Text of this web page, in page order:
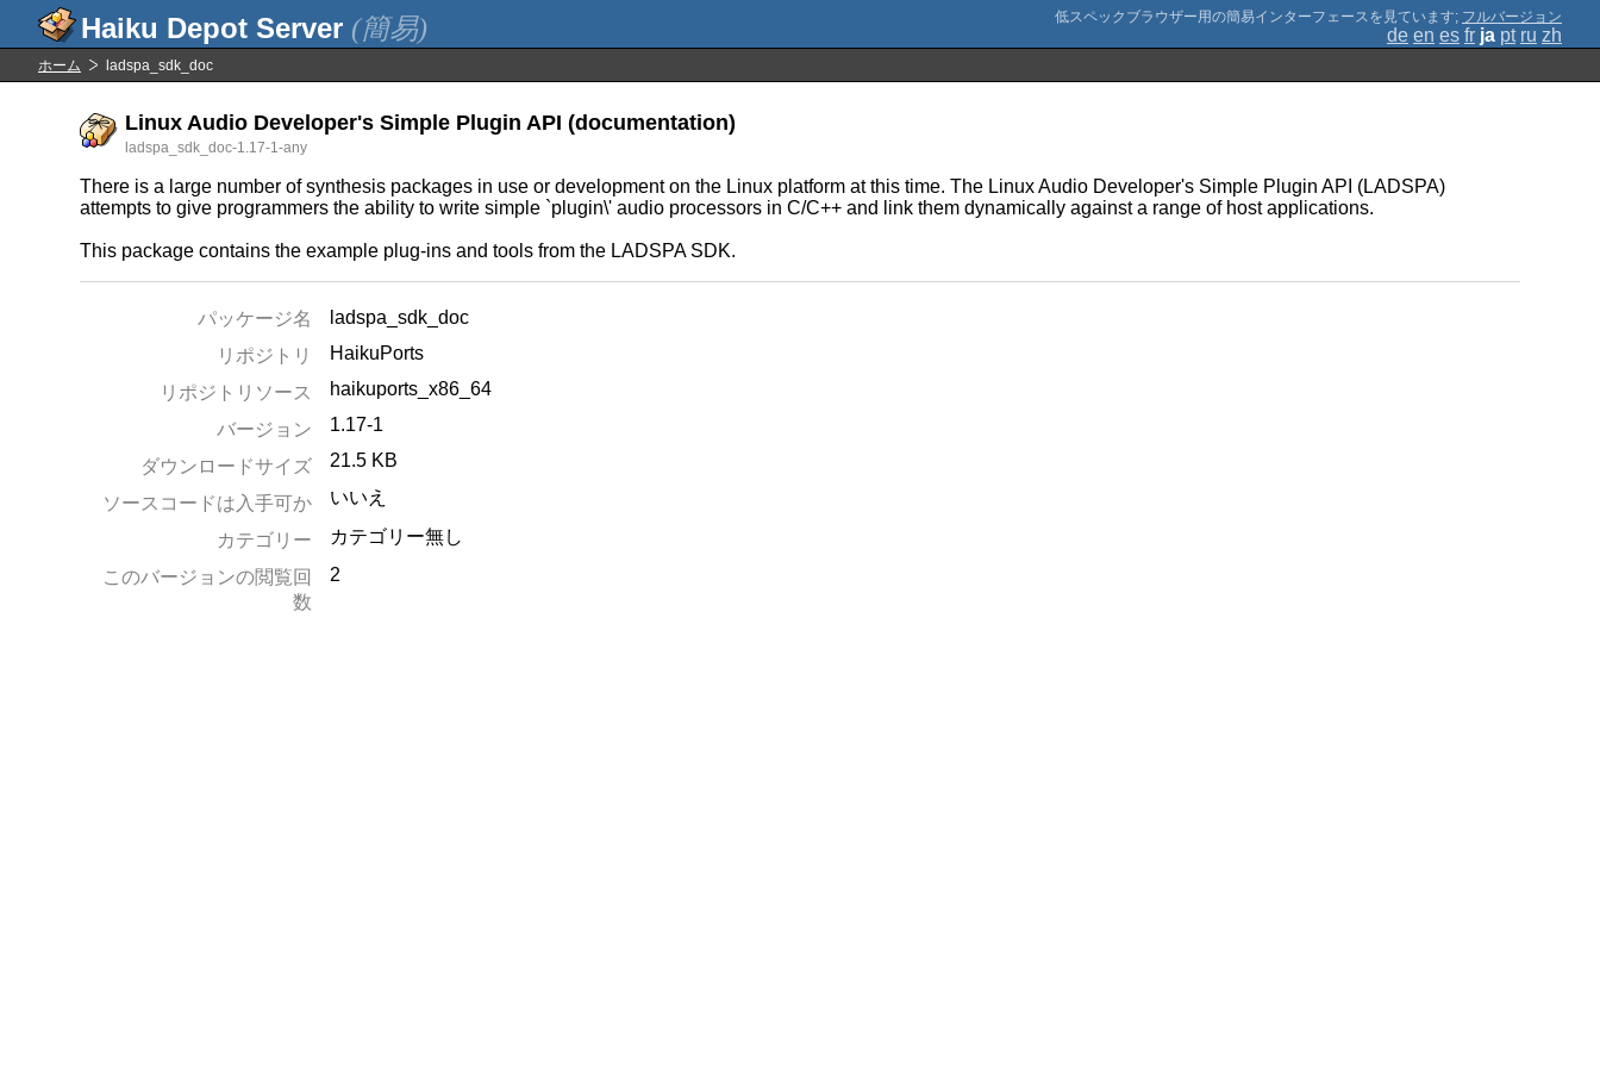
(簡易) ; フルバージョン
de en es fr ja pt ru zh
ホーム ladspa_sdk_doc
Linux Audio Developer's Simple Plugin API (documentation)
ladspa_sdk_doc-1.17-1-any
There is a large number of synthesis packages in use or development on the Linux platform at this time. The Linux Audio Developer's Simple Plugin API (LADSPA)
attempts to give programmers the ability to write simple `plugin\' audio processors in C/C++ and link them dynamically against a range of host applications.
This package contains the example plug-ins and tools from the LADSPA SDK.
パッケージ名
ladspa_sdk_doc
リポジトリ
HaikuPorts
リポジトリソース
haikuports_x86_64
バージョン
1.17-1
ダウンロードサイズ 21.5 KB
ソースコードは入手可か いいえ
カテゴリー
カテゴリー無し
このバージョンの閲覧回
数
2